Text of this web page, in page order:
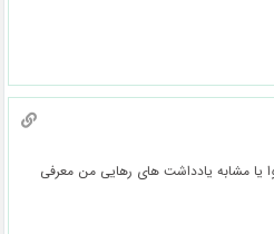
یا مشابه یادداشت های رهایی من معرفی